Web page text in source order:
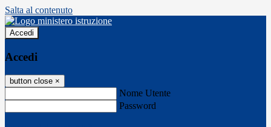
Salta al contenuto
Accedi
Accedi
button close ×
Nome Utente
Password